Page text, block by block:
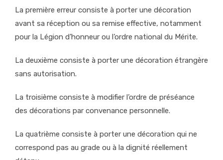
La première erreur consiste à porter une décoration
avant sa réception ou sa remise effective, notamment
pour la Légion d’honneur ou l’ordre national du Mérite.
La deuxième consiste à porter une décoration étrangère
sans autorisation.
La troisième consiste à modifier l’ordre de préséance
des décorations par convenance personnelle.
La quatrième consiste à porter une décoration qui ne
correspond pas au grade ou à la dignité réellement